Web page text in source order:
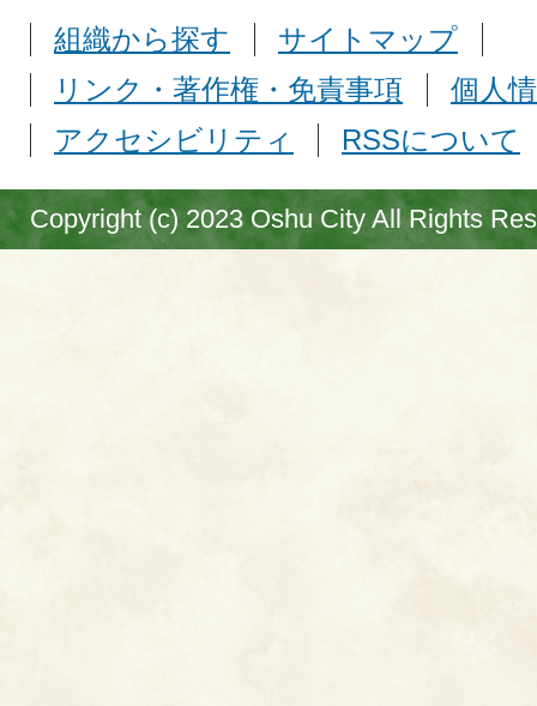
組織から探す
サイトマップ
リンク・著作権・免責事項
個人
アクセシビリティ
RSSについて
Copyright (c) 2023 Oshu City All Rights